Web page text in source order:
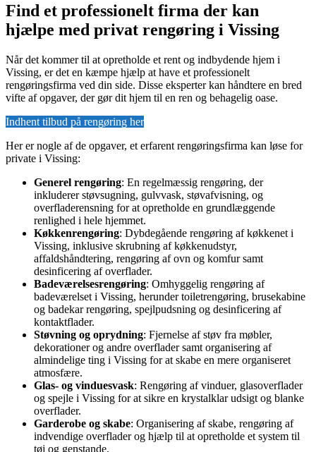
Find et professionelt firma der kan
hjælpe med privat rengøring i Vissing
Når det kommer til at opretholde et rent og indbydende hjem i
Vissing, er det en kæmpe hjælp at have et professionelt
rengøringsfirma ved din side. Disse eksperter kan håndtere en bred
vifte af opgaver, der gør dit hjem til en ren og behagelig oase.
Indhent tilbud på rengøring her
Her er nogle af de opgaver, et erfarent rengøringsfirma kan løse for
private i Vissing:
Generel rengøring: En regelmæssig rengøring, der
inkluderer støvsugning, gulvvask, støvafvisning, og
overfladerensning for at opretholde en grundlæggende
renlighed i hele hjemmet.
Køkkenrengøring: Dybdegående rengøring af køkkenet i
Vissing, inklusive skrubning af køkkenudstyr,
affaldshåndtering, rengøring af ovn og komfur samt
desinficering af overflader.
Badeværelsesrengøring: Omhyggelig rengøring af
badeværelset i Vissing, herunder toiletrengøring, brusekabine
og badekar rengøring, spejlpudsning og desinficering af
kontaktflader.
Støvning og oprydning: Fjernelse af støv fra møbler,
dekorationer og andre overflader samt organisering af
almindelige ting i Vissing for at skabe en mere organiseret
atmosfære.
Glas- og vinduesvask: Rengøring af vinduer, glasoverflader
og spejle i Vissing for at sikre en krystalklar udsigt og blanke
overflader.
Garderobe og skabe: Organisering af skabe, rengøring af
indvendige overflader og hjælp til at opretholde et system til
tøj og genstande.